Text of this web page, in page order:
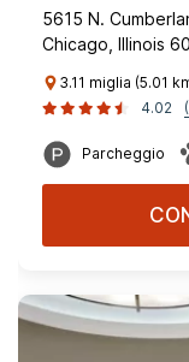
5615 N.
Chicago, Illinois
3.11 miglia (5.01
4.02
Parcheggio